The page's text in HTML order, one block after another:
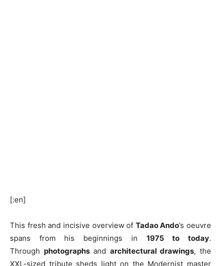
[:en]
This fresh and incisive overview of Tadao Ando’s oeuvre
spans from his beginnings in 1975 to today.
Through photographsand architectural drawings, the
XXL-sized tribute sheds light on the Modernist master